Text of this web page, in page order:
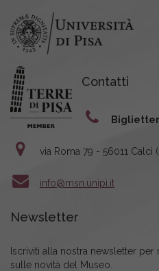
Contatti
via Roma 79 - 56011 Calci
info@msn.unipi.it
Newsletter
Iscriviti alla nostra newsletter
sulle novità del Museo.